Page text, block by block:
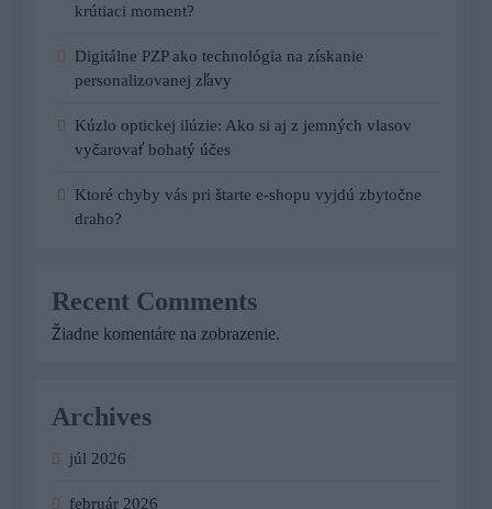
krútiaci moment?
Digitálne PZP ako technológia na získanie
personalizovanej zľavy
Kúzlo optickej ilúzie: Ako si aj z jemných vlasov
vyčarovať bohatý účes
Ktoré chyby vás pri štarte e-shopu vyjdú zbytočne
draho?
Recent Comments
Žiadne komentáre na zobrazenie.
Archives
júl 2026
február 2026